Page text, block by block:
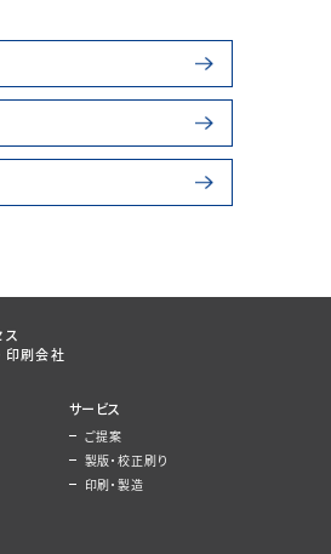
印刷会社
サービス
ご提案
製版・校正刷り
印刷・製造